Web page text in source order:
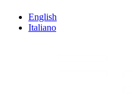
English
Italiano